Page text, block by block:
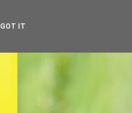
GOT IT